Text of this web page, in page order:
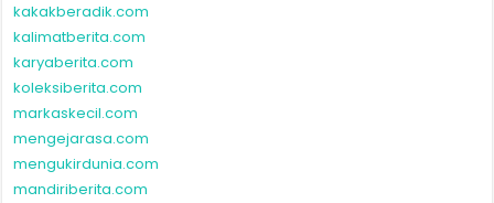
kakakberadik.com
kalimatberita.com
karyaberita.com
koleksiberita.com
markaskecil.com
mengejarasa.com
mengukirdunia.com
mandiriberita.com